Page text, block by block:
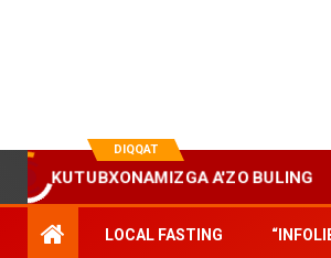
DIQQAT
KUTUBXONAMIZGA A'ZO BULING
oilalarda kitobxonlikni rivojlantirish”
LOCAL FASTING